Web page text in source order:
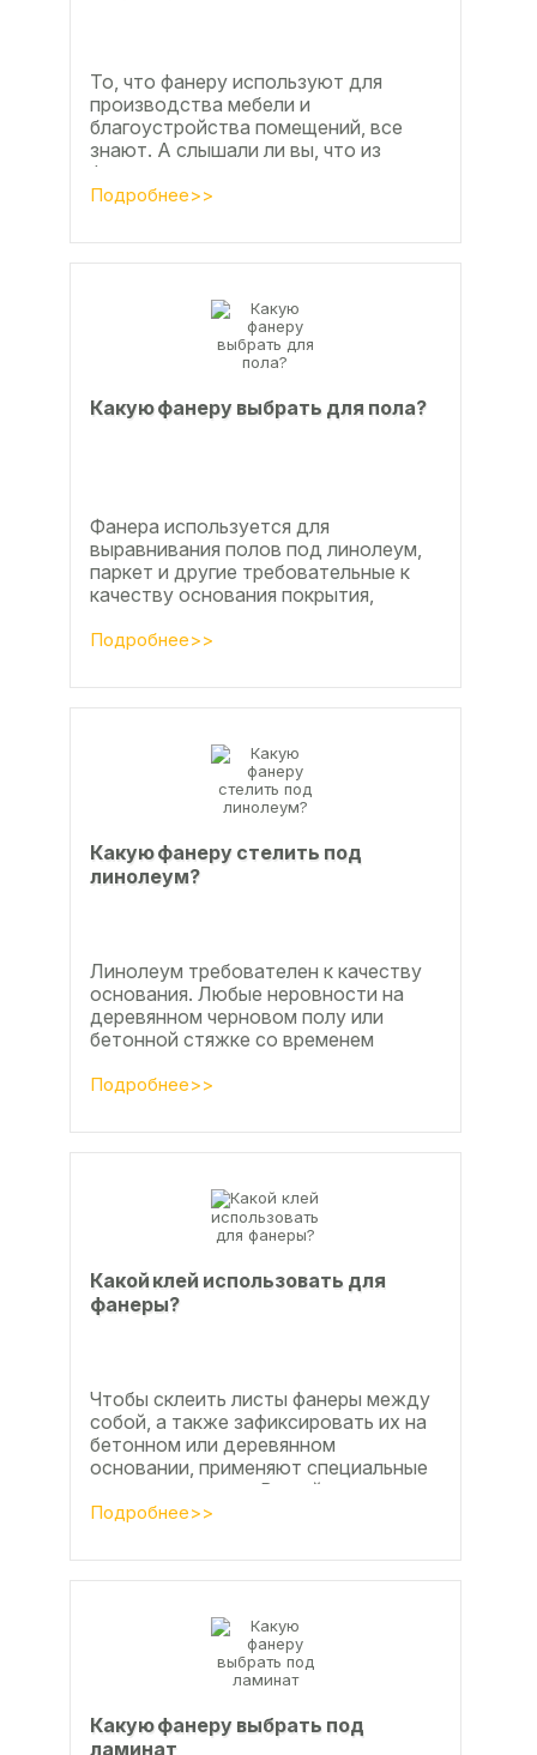
То, что фанеру используют для
производства мебели и
благоустройства помещений, все
знают. А слышали ли вы, что из
фанеры делают красивые ажурные
часы? Удивительно, но факт.
Подробнее>>
Какую фанеру выбрать для пола?
Фанера используется для
выравнивания полов под линолеум,
паркет и другие требовательные к
качеству основания покрытия,
по деревянным лагам или...
Подробнее>>
Какую фанеру стелить под
линолеум?
Линолеум требователен к качеству
основания. Любые неровности на
деревянном черновом полу или
бетонной стяжке со временем
Подробнее>>
Какой клей использовать для
фанеры?
Чтобы склеить листы фанеры между
собой, а также зафиксировать их на
бетонном или деревянном
основании, применяют специальные
клеевые составы. В этой статье
расскажем, какой клей...
Подробнее>>
Какую фанеру выбрать под
ламинат